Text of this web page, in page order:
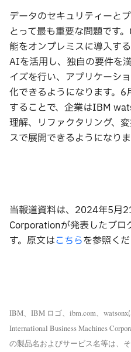
データのセキュリティーと
とって最も重要な問題です
能をオンプレミスに導入す
AIを活用し、独自の要件を
イズを行い、アプリケーシ
化できるようになります。
することで、企業はIBM
理解、リファクタリング、
スで展開できるようになりま
当報道資料は、2024年5月
Corporationが発表したブロ
す。原文はこちらを参照くだ
IBM、IBM ロゴ、ibm.com、
International Business Machines
の製品名およびサービス名等は、